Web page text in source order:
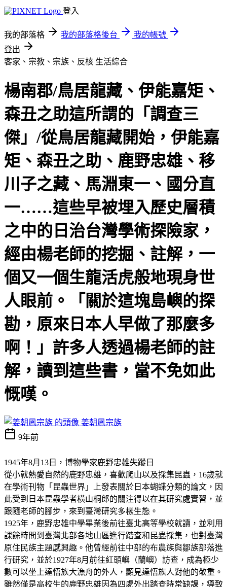
登入
我的部落格 我的部落格後台
我的帳號
登出
客家、宗教、宗族、反核 生活綜合
楊南郡/鳥居龍藏、伊能嘉矩、
森丑之助這所謂的「調查三
傑」/從鳥居龍藏開始，伊能嘉
矩、森丑之助、鹿野忠雄、移
川子之藏、馬淵東一、國分直
一……這些早被埋入歷史層積
之中的日治台灣學術探險家，
經由楊老師的挖掘、註解，一
個又一個生龍活虎般地現身世
人眼前。「關於這塊島嶼的探
勘，原來日本人早做了那麼多
啊！」許多人透過楊老師的註
解，讀到這些書，當不免如此
慨嘆。
姜朝鳳宗族
9年前
1945年8月13日，博物學家鹿野忠雄失蹤日
從小就熱愛自然的鹿野忠雄，喜歡爬山以及採集昆蟲，16歲就
在學術刊物「昆蟲世界」上發表關於日本蝴蝶分類的論文，因
此受到日本昆蟲學者橫山桐郎的關注得以在其研究處實習，並
跟隨老師的腳步，來到臺灣研究多樣生態。
1925年，鹿野忠雄中學畢業後前往臺北高等學校就讀，並利用
課餘時間到臺灣北部各地山區進行踏查和昆蟲採集，也對臺灣
原住民族主題感興趣。他曾經前往中部的布農族與鄒族部落進
行研究，並於1927年8月前往紅頭嶼（蘭嶼）訪查，成為極少
數可以坐上達悟族大漁舟的外人，顯見達悟族人對他的敬重。
雖然僅是高校生的鹿野忠雄因為四處外出踏查時常缺課，導致